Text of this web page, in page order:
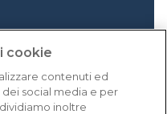
cookie
contenuti ed
social media e per
inoltre